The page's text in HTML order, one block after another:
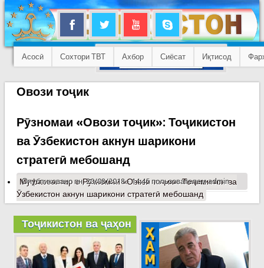
Асосӣ Сохтори ТВТ Ахбор Сиёсат Иқтисод
Овози тоҷик
Рӯзномаи «Овози тоҷик»: Тоҷикистон
ва Ӯзбекистон акнун шарикони
стратегӣ мебошанд
Опубликовано пн, 20/08/2018 - 14:45 пользователемadmin
Муфассалтаро Рӯзномаи «Овози тоҷик»: Тоҷикистон ва
Ӯзбекистон акнун шарикони стратегӣ мебошанд
Тоҷикистон ва ҷаҳон